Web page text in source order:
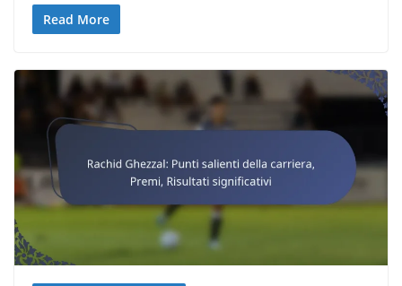
Read More